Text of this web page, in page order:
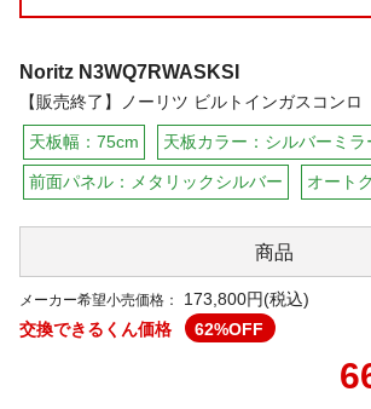
Noritz N3WQ7RWASKSI
【販売終了】ノーリツ ビルトインガスコンロ
天板幅：75cm 天板カラー：シルバーミラ
前面パネル：メタリックシルバー オート
商品
メーカー希望小売価格：
173,800円(税込)
交換できるくん価格
62%OFF